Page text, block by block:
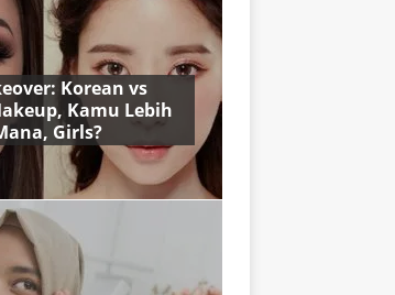
Korean vs
Kamu Lebih
Girls?